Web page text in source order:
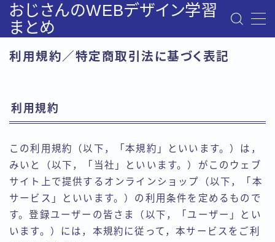
おじさんのWEBデザイン学習
まとめ
お問い合わせ
デモプリセット記事 #6
有料記事の決済完了ページ
運営者情報
利用規約／特定商取引法に基づく表記
利用規約
この利用規約（以下，「本規約」といいます。）は，
みいと（以下，「当社」といいます。）がこのウェブ
サイト上で提供するオンラインショップ（以下，「本
サービス」といいます。）の利用条件を定めるもので
す。登録ユーザーの皆さま（以下，「ユーザー」とい
います。）には，本規約に従って，本サービスをご利